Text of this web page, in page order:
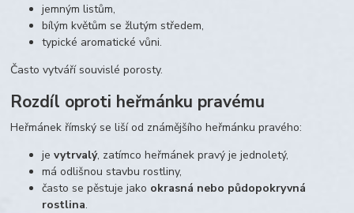
jemným listům,
bílým květům se žlutým středem,
typické aromatické vůni.
Často vytváří souvislé porosty.
Rozdíl oproti heřmánku pravému
Heřmánek římský se liší od známějšího heřmánku pravého:
jevytrvalý, zatímco heřmánek pravý je jednoletý,
má odlišnou stavbu rostliny,
často se pěstuje jako okrasná nebo půdopokryvná
rostlina.